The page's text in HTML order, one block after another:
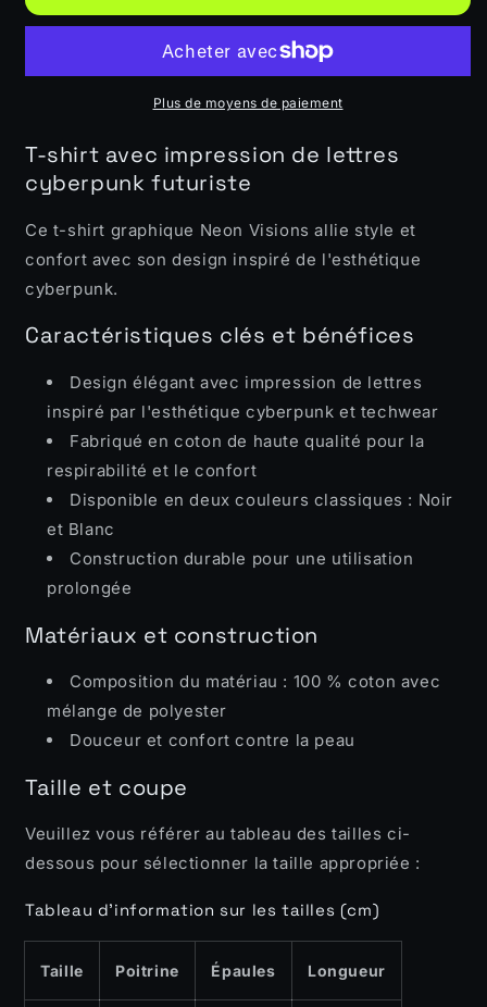
shirt
Neon
shirt
graphique
Neon
Visions
Plus de moyens de paiement
T-shirt avec impression de lettres
cyberpunk futuriste
Ce t-shirt graphique Neon Visions allie style et
confort avec son design inspiré de l'esthétique
cyberpunk.
Caractéristiques clés et bénéfices
Design élégant avec impression de lettres
inspiré par l'esthétique cyberpunk et techwear
Fabriqué en coton de haute qualité pour la
respirabilité et le confort
Disponible en deux couleurs classiques : Noir
et Blanc
Construction durable pour une utilisation
prolongée
Matériaux et construction
Composition du matériau : 100 % coton avec
mélange de polyester
Douceur et confort contre la peau
Taille et coupe
Veuillez vous référer au tableau des tailles ci-
dessous pour sélectionner la taille appropriée :
Tableau d'information sur les tailles (cm)
Taille Poitrine Épaules Longueur